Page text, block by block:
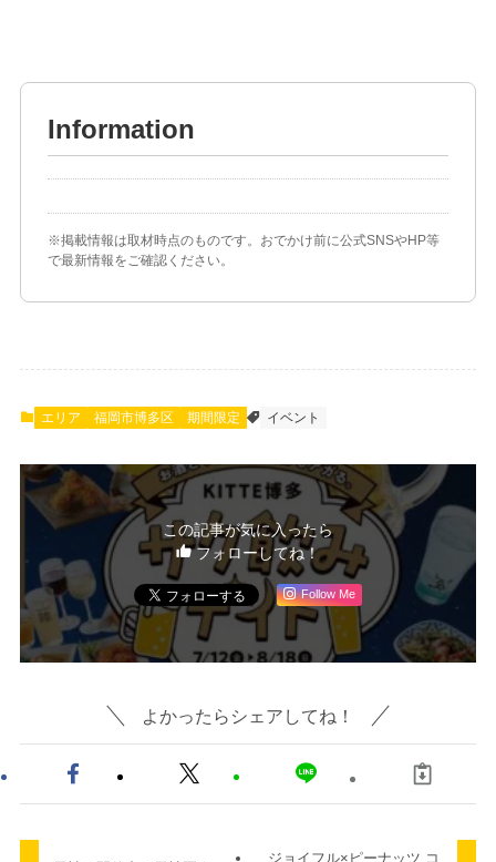
Information
※掲載情報は取材時点のものです。おでかけ前に公式SNSやHP等
で最新情報をご確認ください。
エリア 福岡市博多区 期間限定 イベント
この記事が気に入ったら
フォローしてね！
Follow Me
よかったらシェアしてね！
ジョイフル×ピーナッツ コ